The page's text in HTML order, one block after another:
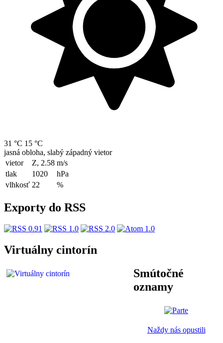
31 °C 15 °C
jasná obloha, slabý západný vietor
vietor
Z, 2.58 m/s
tlak
1020
hPa
vlhkosť 22 %
Exporty do RSS
Virtuálny cintorín
Smútočné
oznamy
Naždy nás opustili